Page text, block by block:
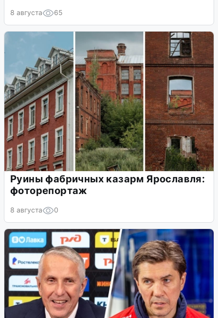
8 августа 65
Руины фабричных казарм Ярославля:
фоторепортаж
8 августа 0